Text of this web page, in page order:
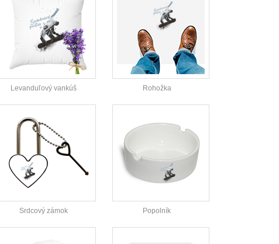
Levanduľový vankúš Rohožka
Srdcový zámok Popolník